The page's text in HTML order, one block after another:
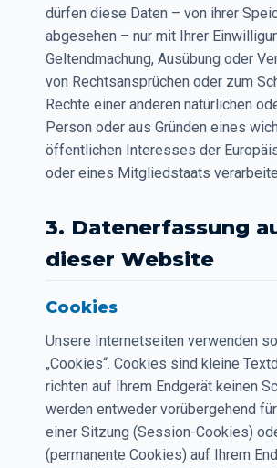
dürfen diese Daten – von ihrer
abgesehen – nur mit Ihrer
Geltendmachung, Ausübung oder
von Rechtsansprüchen oder zum
Rechte einer anderen natürlichen
Person oder aus Gründen eines
öffentlichen Interesses der
oder eines Mitgliedstaats
3. Datenerfassung
dieser Website
Cookies
Unsere Internetseiten verwenden
„Cookies“. Cookies sind kleine
richten auf Ihrem Endgerät keinen
werden entweder vorübergehend
einer Sitzung (Session-Cookies)
(permanente Cookies) auf Ihrem